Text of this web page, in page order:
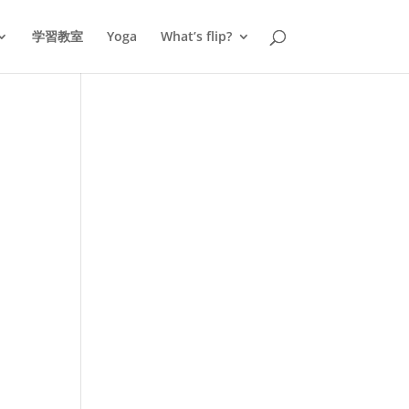
学習教室 Yoga What’s flip?